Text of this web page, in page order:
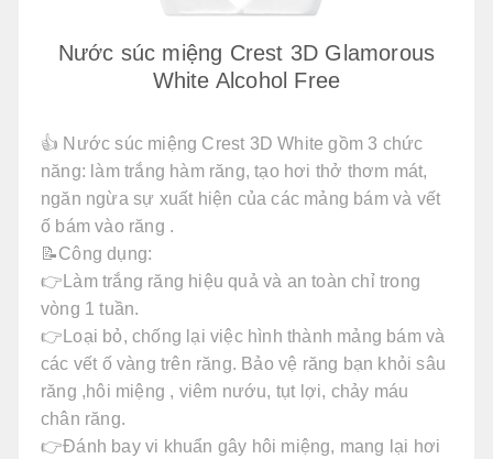
Nước súc miệng Crest 3D Glamorous
White Alcohol Free
👍 Nước súc miệng Crest 3D White gồm 3 chức
năng: làm trắng hàm răng, tạo hơi thở thơm mát,
ngăn ngừa sự xuất hiện của các mảng bám và vết
ố bám vào răng .
📝Công dụng:
👉Làm trắng răng hiệu quả và an toàn chỉ trong
vòng 1 tuần.
👉Loại bỏ, chống lại việc hình thành mảng bám và
các vết ố vàng trên răng. Bảo vệ răng bạn khỏi sâu
răng ,hôi miệng , viêm nướu, tụt lợi, chảy máu
chân răng.
👉Đánh bay vi khuẩn gây hôi miệng, mang lại hơi